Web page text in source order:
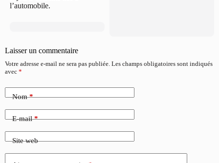
l’automobile.
Laisser un commentaire
Votre adresse e-mail ne sera pas publiée. Les champs obligatoires sont indiqués
avec *
Nom*
E-mail*
Site web